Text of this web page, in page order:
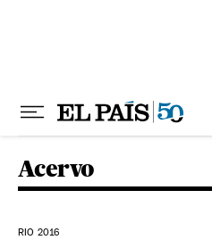
Acervo
RIO 2016